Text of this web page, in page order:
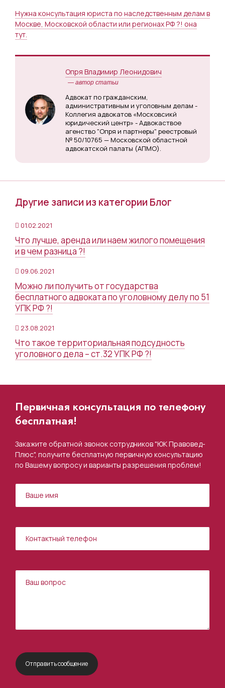
Нужна консультация юриста по наследственным делам в
Москве, Московской области или регионах РФ ?! она
тут.
Опря Владимир Леонидович
— автор статьи
Адвокат по гражданским,
административным и уголовным делам -
Коллегия адвокатов «Московсикй
юридический центр» - Адвокаствое
агенство "Опря и партнеры" реестровый
№ 50/10765 — Московской областной
адвокатской палаты (АПМО).
Другие записи из категории Блог
01.02.2021
Что лучше, аренда или наем жилого помещения
и в чем разница ?!
09.06.2021
Можно ли получить от государства
бесплатного адвоката по уголовному делу по 51
УПК РФ ?!
23.08.2021
Что такое территориальная подсудность
уголовного дела – ст.32 УПК РФ ?!
Первичная консультация по телефону
бесплатная!
Закажите обратной звонок сотрудников "ЮК Правовед-
Плюс", получите бесплатную первичную консультацию
по Вашему вопросу и варианты разрешения проблем!